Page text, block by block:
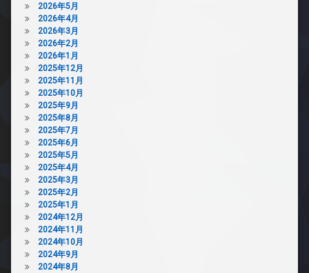
2026年5月
2026年4月
2026年3月
2026年2月
2026年1月
2025年12月
2025年11月
2025年10月
2025年9月
2025年8月
2025年7月
2025年6月
2025年5月
2025年4月
2025年3月
2025年2月
2025年1月
2024年12月
2024年11月
2024年10月
2024年9月
2024年8月